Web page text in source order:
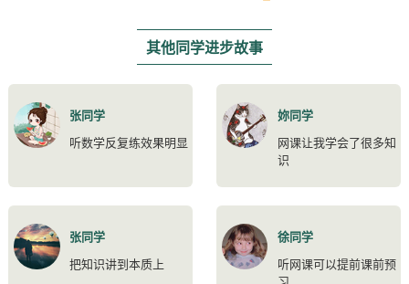
其他同学进步故事
张同学
听数学反复练效果明显
妳同学
网课让我学会了很多知
识
张同学
把知识讲到本质上
徐同学
听网课可以提前课前预